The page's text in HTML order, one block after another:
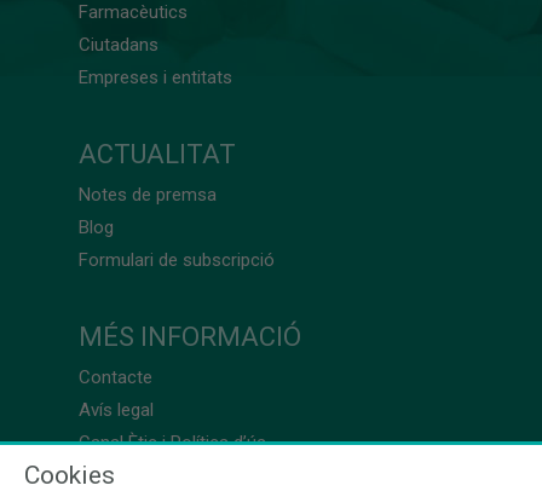
Farmacèutics
Ciutadans
Empreses i entitats
ACTUALITAT
Notes de premsa
Blog
Formulari de subscripció
MÉS INFORMACIÓ
Contacte
Avís legal
Canal Ètic i Política d’ús
Cookies